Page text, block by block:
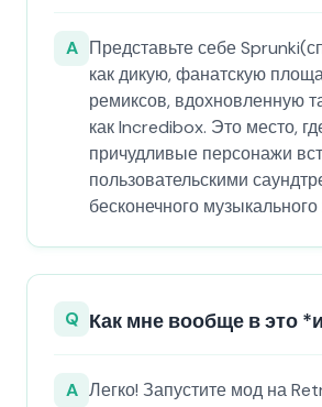
A Представьте себе
как дикую, фанатскую
ремиксов, вдохновленную
как Incredibox. Это место,
причудливые персонажи
пользовательскими
бесконечного музыкального
Q Как мне вообще в это
A Легко! Запустите мод на